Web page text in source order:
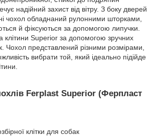
надійний захист від вітру. З боку дверей
чохол обладнаний рулонними шторками,
й фіксуються за допомогою липучки.
клітини Superior за допомогою зручних
Чохол представлений різними розмірами,
вибрати той, який ідеально підійде
Ferplast Superior (Ферпласт
клітки для собак